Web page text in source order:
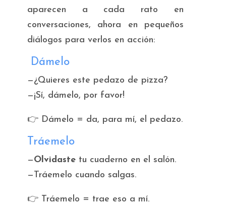
aparecen a cada rato en
conversaciones, ahora en pequeños
diálogos para verlos en acción:
Dámelo
—¿Quieres este pedazo de pizza?
—¡Sí, dámelo, por favor!
👉 Dámelo = da, para mí, el pedazo.
Tráemelo
—Olvidastetu cuaderno en el salón.
—Tráemelo cuando salgas.
👉 Tráemelo = trae eso a mí.